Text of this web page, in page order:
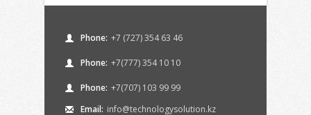
Phone: +7 (727) 354 63 46
Phone: +7(777) 354 10 10
Phone: +7(707) 103 99 99
Email: info@technologysolution.kz